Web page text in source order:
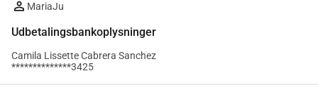
MariaJu
Udbetalingsbankoplysninger
Camila Lissette Cabrera Sanchez
**************3425